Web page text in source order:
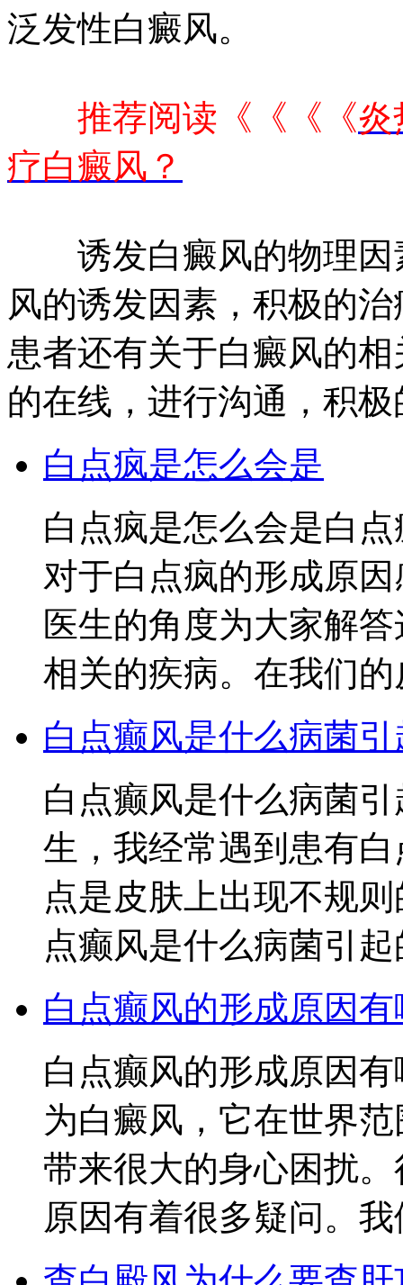
泛发性白癜风。
推荐阅读《《《《炎
疗白癜风？
诱发白癜风的物理因
风的诱发因素，积极的
患者还有关于白癜风的
的在线，进行沟通，积
白点疯是怎么会是
白点疯是怎么会是白
对于白点疯的形成原
医生的角度为大家解
相关的疾病。在我们的
白点癫风是什么病菌
白点癫风是什么病菌
生，我经常遇到患有
点是皮肤上出现不规
点癫风是什么病菌引
白点癫风的形成原因
白点癫风的形成原因
为白癜风，它在世界
带来很大的身心困扰
原因有着很多疑问。我